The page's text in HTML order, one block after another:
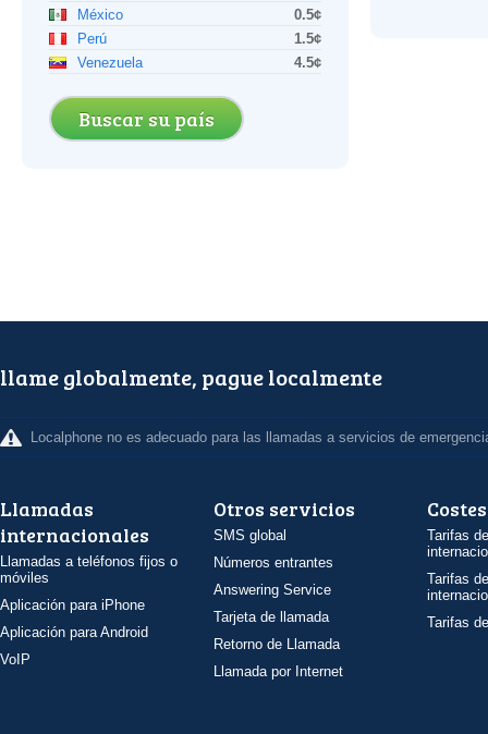
México
0.5¢
Perú
1.5¢
Venezuela
4.5¢
Buscar su país
llame globalmente, pague localmente
Localphone no es adecuado para las llamadas a servicios de
Llamadas
internacionales
Llamadas a teléfonos fijos o
móviles
Aplicación para iPhone
Aplicación para Android
VoIP
Otros servicios
SMS global
Números entrantes
Answering Service
Tarjeta de llamada
Retorno de Llamada
Llamada por Internet
Costes
Tarifas
Tarifas
Tarifas